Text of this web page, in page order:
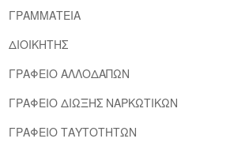
ΓΡΑΜΜΑΤΕΙΑ
ΔΙΟΙΚΗΤΗΣ
ΓΡΑΦΕΙΟ ΑΛΛΟΔΑΠΩΝ
ΓΡΑΦΕΙΟ ΔΙΩΞΗΣ ΝΑΡΚΩΤΙΚΩΝ
ΓΡΑΦΕΙΟ ΤΑΥΤΟΤΗΤΩΝ